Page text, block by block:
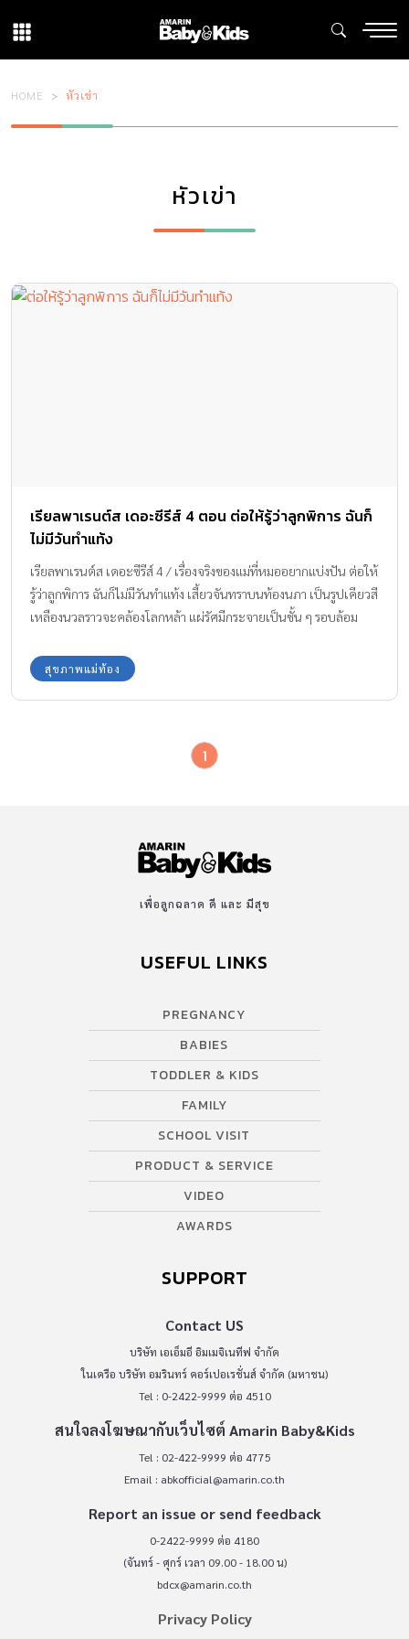
HOME หัวเข่า
หัวเข่า
เรียลพาเรนต์ส เดอะซีรีส์ 4 ตอน ต่อให้รู้ว่าลูกพิการ ฉันก็
ไม่มีวันทำแท้ง
เรียลพาเรนต์ส เดอะซีรีส์ 4 / เรื่องจริงของแม่ที่หมออยากแบ่งปัน ต่อให้
รู้ว่าลูกพิการ ฉันก็ไม่มีวันทำแท้ง เสี้ยวจันทราบนท้องนภา เป็นรูปเคียวสี
เหลืองนวลราวจะคล้องโลกหล้า แผ่รัศมีกระจายเป็นชั้น ๆ รอบล้อม
สวยเหลือเกิน เหมือนเทพยดามาเนรมิต…ฉันคิดในใจ ขณะยืนชม
จันทร์ที่บนระเบียงบ้าน สามีใช้ไม้ค้ำยันเดินมา ฉันหันไปหาเขา เขาโอบ
สามีอายุเท่ากัน แต่งงานมาสิบปีไม่มีลูก จึงไปปรึกษาเรื่องมีลูกยากกับ
เดือนหลังรักษา ฉันก็ตั้งครรภ์ ฉันรีบไปฝากท้องกับหมอพรรณี เจาะ
เลือดฉีดวัคซีนทำตามคำแนะนำของหมอทุกอย่าง ความดีใจที่จะมีลูก
สามีได้รับอุบัติเหตุ รถคว่ำ กระดูกแขนขาหัก ใบหน้าเป็นแผล สามียัง
สุขภาพแม่ท้อง
1
เพื่อลูกฉลาด ดี และ มีสุข
USEFUL LINKS
PREGNANCY
BABIES
TODDLER & KIDS
FAMILY
SCHOOL VISIT
PRODUCT & SERVICE
VIDEO
AWARDS
SUPPORT
Contact US
บริษัท เอเอ็มอี อิมเมจิเนทีฟ จำกัด
ในเครือ บริษัท อมรินทร์ คอร์เปอเรชั่นส์ จำกัด (มหาชน)
Tel : 0-2422-9999 ต่อ 4510
สนใจลงโฆษณากับเว็บไซต์ Amarin Baby&Kids
Tel : 02-422-9999 ต่อ 4775
Email : abkofficial@amarin.co.th
Report an issue or send feedback
0-2422-9999 ต่อ 4180
(จันทร์ - ศุกร์ เวลา 09.00 - 18.00 น)
bdcx@amarin.co.th
Privacy Policy